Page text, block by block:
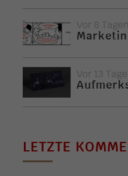
Vor 8 Tagen
Vor 13
LETZTE